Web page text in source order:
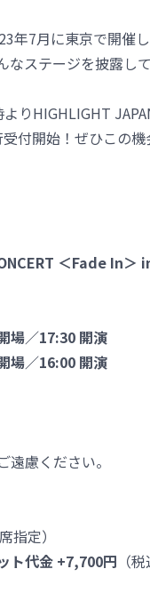
年7月に東京で開催
ステージを披露し
りHIGHLIGHT
付開始！ぜひこの機
＜Fade In＞
／17:30 開演
／16:00 開演
遠慮ください。
指定）
ト代金 +7,700円 （